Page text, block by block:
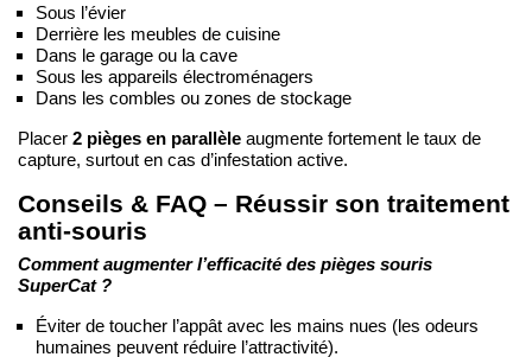
Sous l’évier
Derrière les meubles de cuisine
Dans le garage ou la cave
Sous les appareils électroménagers
Dans les combles ou zones de stockage
Placer 2 pièges en parallèle augmente fortement le taux de
capture, surtout en cas d’infestation active.
Conseils & FAQ – Réussir son traitement
anti-souris
Comment augmenter l’efficacité des pièges souris
SuperCat ?
Éviter de toucher l’appât avec les mains nues (les odeurs
humaines peuvent réduire l’attractivité).